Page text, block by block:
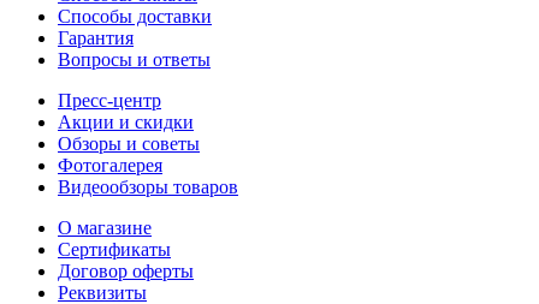
Способы доставки
Гарантия
Вопросы и ответы
Пресс-центр
Акции и скидки
Обзоры и советы
Фотогалерея
Видеообзоры товаров
О магазине
Сертификаты
Договор оферты
Реквизиты